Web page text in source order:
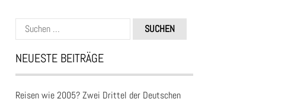
Suchen
nach:
NEUESTE BEITRÄGE
Reisen wie 2005? Zwei Drittel der Deutschen